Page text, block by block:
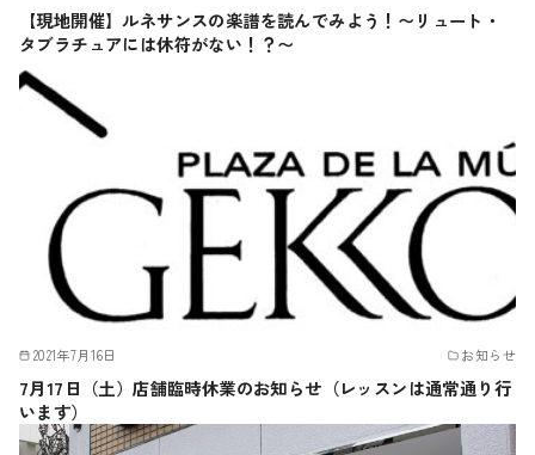
【現地開催】ルネサンスの楽譜を読んでみよう！〜リュート・
タブラチュアには休符がない！？〜
2021年7月16日 お知らせ
7月17日（土）店舗臨時休業のお知らせ（レッスンは通常通り行
います）